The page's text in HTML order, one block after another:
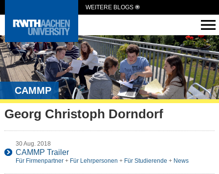
WEITERE BLOGS
CAMMP
Georg Christoph Dorndorf
30 Aug. 2018
CAMMP Trailer
Für Firmenpartner+ Für Lehrpersonen + Für Studierende + News